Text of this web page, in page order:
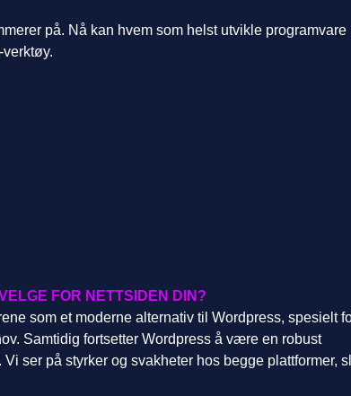
på. Nå kan hvem som helst utvikle programvare
FOR NETTSIDEN DIN?
som et moderne alternativ til Wordpress, spesielt
Samtidig fortsetter Wordpress å være en robust
ser på styrker og svakheter hos begge plattformer,